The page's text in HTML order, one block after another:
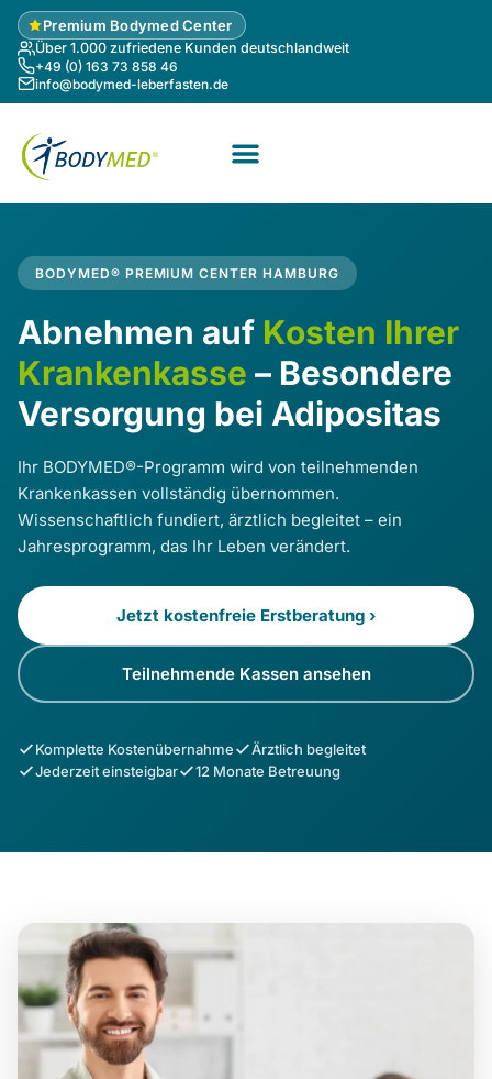
Zum
Inhalt
springen
Premium Bodymed Center
Über 1.000 zufriedene Kunden deutschlandweit
+49 (0) 163 73 858 46
info@bodymed-leberfasten.de
BODYMED® PREMIUM CENTER HAMBURG
Abnehmen auf Kosten Ihrer
Krankenkasse – Besondere
Versorgung bei Adipositas
Ihr BODYMED®-Programm wird von teilnehmenden
Krankenkassen vollständig übernommen.
Wissenschaftlich fundiert, ärztlich begleitet – ein
Jahresprogramm, das Ihr Leben verändert.
Jetzt kostenfreie Erstberatung ›
Teilnehmende Kassen ansehen
Komplette Kostenübernahme
Ärztlich begleitet
Jederzeit einsteigbar
12 Monate Betreuung